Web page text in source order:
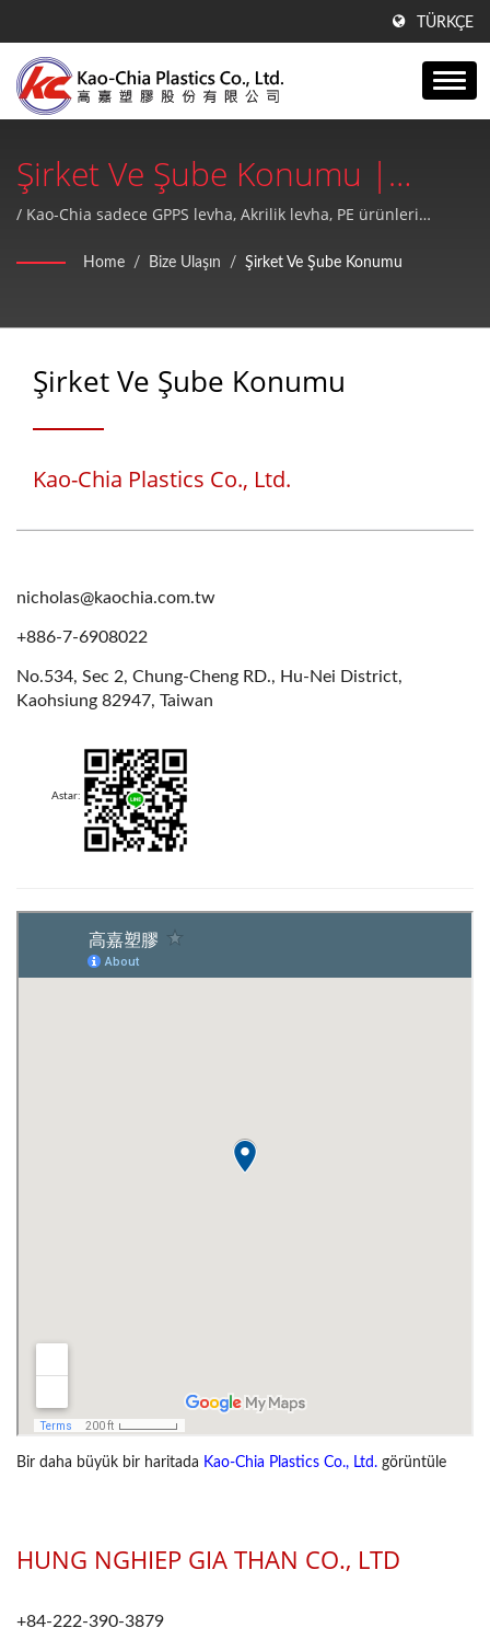
TÜRKÇE
Şirket Ve Şube Konumu |
1990'dan Beri GPPS Levha,
Akrilik Levha Ve PE Ürünleri
/ Kao-Chia sadece GPPS levha, Akrilik levha, PE ürünleri
satış sonrası hizmet sunar.
Home / Bize Ulaşın / Şirket Ve Şube Konumu
Şirket Ve Şube Konumu
Kao-Chia Plastics Co., Ltd.
nicholas@kaochia.com.tw
+886-7-6908022
No.534, Sec 2, Chung-Cheng RD., Hu-Nei District,
Kaohsiung 82947, Taiwan
Astar:
Bir daha büyük bir haritada Kao-Chia Plastics Co., Ltd. görüntüle
HUNG NGHIEP GIA THAN CO., LTD
+84-222-390-3879